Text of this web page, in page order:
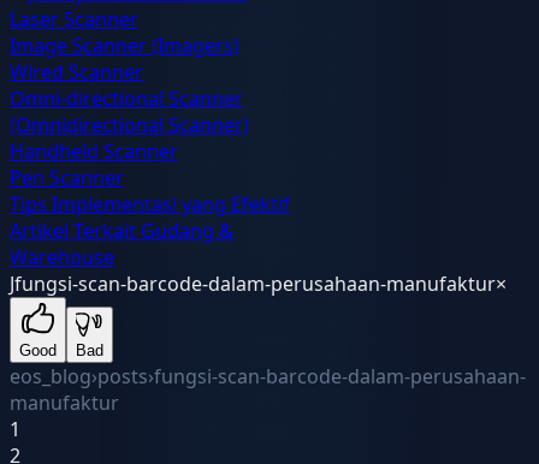
Laser Scanner
Image Scanner (Imagers)
Wired Scanner
Omni-directional Scanner
(Omnidirectional Scanner)
Handheld Scanner
Pen Scanner
Tips Implementasi yang Efektif
Artikel Terkait Gudang &
Warehouse
Jfungsi-scan-barcode-dalam-perusahaan-manufaktur×
Good Bad
eos_blog›posts›fungsi-scan-barcode-dalam-perusahaan-
manufaktur
1
2